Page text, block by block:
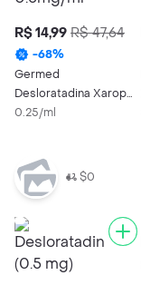
R$ 14,99 R$ 47,64
-68%
Germed
Desloratadina Xarope
0.5mg/ml 60ml
0.25/ml
$0